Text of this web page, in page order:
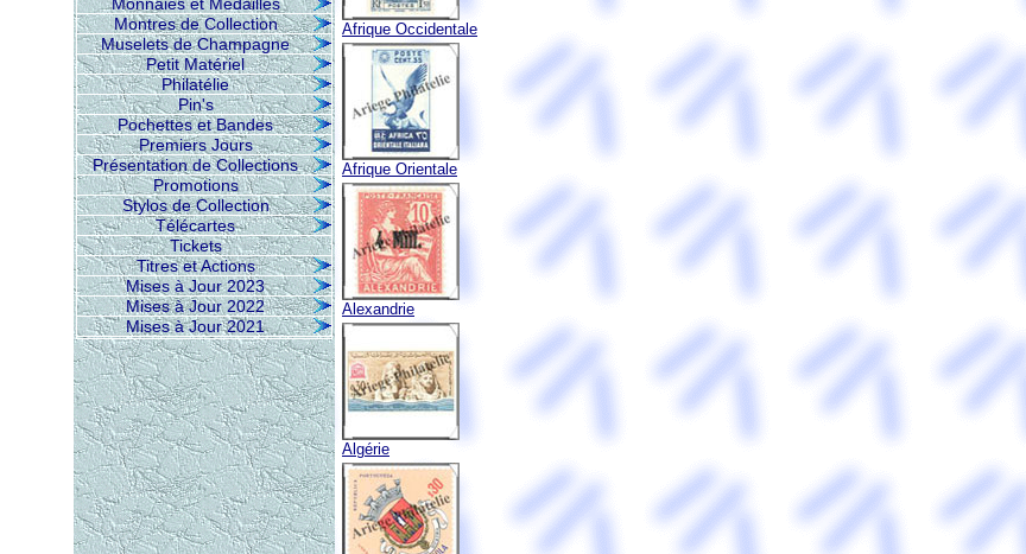
Montres de Collection
Muselets de Champagne
Petit Matériel
Philatélie
Pin's
Pochettes et Bandes
Premiers Jours
Présentation de Collections
Promotions
Stylos de Collection
Télécartes
Tickets
Titres et Actions
Mises à Jour 2023
Mises à Jour 2022
Mises à Jour 2021
Afrique Occidentale
Afrique Orientale
Alexandrie
Algérie